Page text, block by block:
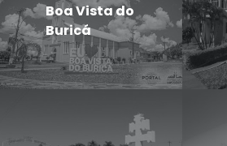
Boa Vista do
Buricá